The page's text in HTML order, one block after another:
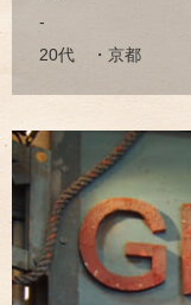
-
20代 ・京都